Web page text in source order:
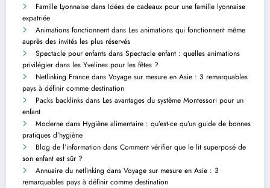
Famille Lyonnaise dans Idées de cadeaux pour une famille lyonnaise
expatriée
Animations fonctionnent dans Les animations qui fonctionnent même
auprès des invités les plus réservés
Spectacle pour enfants dans Spectacle enfant : quelles animations
privilégier dans les Yvelines pour les fêtes ?
Netlinking France dans Voyage sur mesure en Asie : 3 remarquables
pays à définir comme destination
Packs backlinks dans Les avantages du système Montessori pour un
enfant
Moderne dans Hygiène alimentaire : qu’est-ce qu’un guide de bonnes
pratiques d’hygiène
Blog de l’information dans Comment vérifier que le lit superposé de
son enfant est sûr ?
Annuaire du netlinking dans Voyage sur mesure en Asie : 3
remarquables pays à définir comme destination